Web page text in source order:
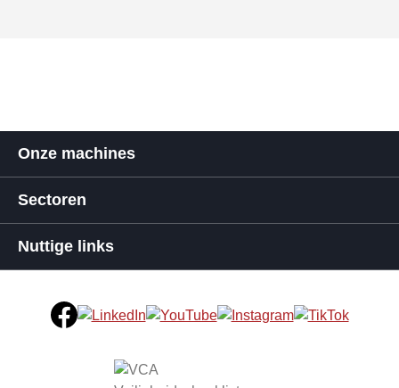
Onze machines
Sectoren
Nuttige links